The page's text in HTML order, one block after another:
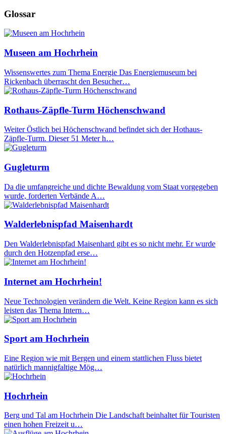
Glossar
Museen am Hochrhein
Wissenswertes zum Thema Energie Das Energiemuseum bei
Rickenbach überrascht den Besucher…
Rothaus-Zäpfle-Turm Höchenschwand
Weiter Östlich bei Höchenschwand befindet sich der Hothaus-
Zäpfle-Turm. Dieser 51 Meter h…
Gugleturm
Da die umfangreiche und dichte Bewaldung vom Staat vorgegeben
wurde, forderten Verbände A…
Walderlebnispfad Maisenhardt
Den Walderlebnispfad Maisenhard gibt es so nicht mehr. Er wurde
durch den Hotzenpfad erse…
Internet am Hochrhein!
Neue Technologien verändern die Welt. Keine Region kann es sich
leisten das Thema Intern…
Sport am Hochrhein
Eine Region wie mit Bergen und einem stattlichen Fluss bietet
natürlich mannigfaltige Mög…
Hochrhein
Berg und Tal am Hochrhein Die Landschaft beinhaltet für Touristen
einen hohen Freizeit u…